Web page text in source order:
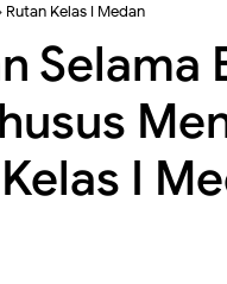
Rutan Kelas I Medan
Selama
I